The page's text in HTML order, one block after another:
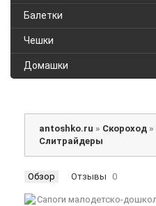
Балетки
Чешки
Домашки
antoshko.ru » Скороход »
Слитрайдеры
Обзор Отзывы 0